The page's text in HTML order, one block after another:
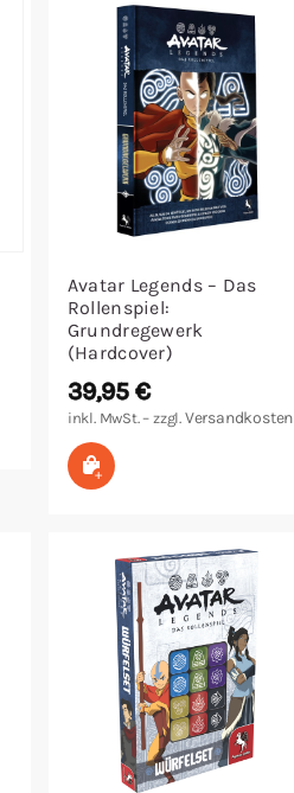
Avatar Legends – Das
Rollenspiel:
Grundregewerk
(Hardcover)
39,95€
inkl. MwSt. – zzgl. Versandkosten
In den Warenkorb